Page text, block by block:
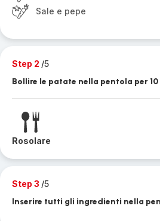
Sale e pepe
Step 2 /5
Bollire le patate nella pentola per
Rosolare
Step 3 /5
Inserire tutti gli ingredienti nella